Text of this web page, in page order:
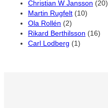
Christian W Jansson (20)
Martin Rugfelt (10)
Ola Rollén (2)
Rikard Berthilsson (16)
Carl Lodberg (1)